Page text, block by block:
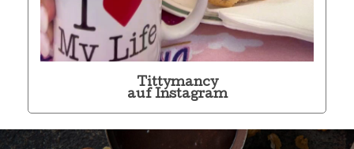
Tittymancy
auf Instagram